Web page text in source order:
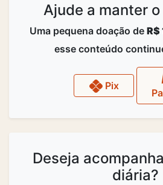
Ajude a manter
Uma pequena doação de R$
esse conteúdo
Pix
Deseja
diária?